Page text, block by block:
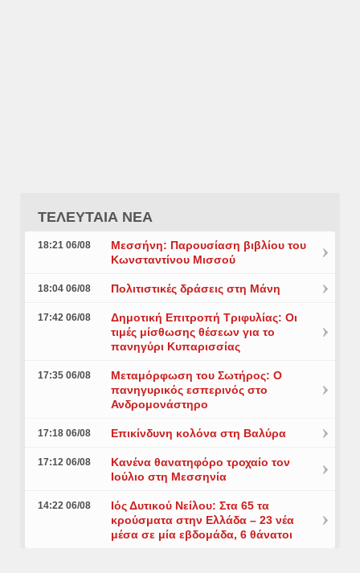
ΤΕΛΕΥΤΑΙΑ ΝΕΑ
18:21 06/08
Μεσσήνη: Παρουσίαση βιβλίου του
Κωνσταντίνου Μισσού
18:04 06/08 Πολιτιστικές δράσεις στη Μάνη
17:42 06/08
Δημοτική Επιτροπή Τριφυλίας: Οι
τιμές μίσθωσης θέσεων για το
πανηγύρι Κυπαρισσίας
17:35 06/08
Μεταμόρφωση του Σωτήρος: Ο
πανηγυρικός εσπερινός στο
Ανδρομονάστηρο
17:18 06/08 Επικίνδυνη κολόνα στη Βαλύρα
17:12 06/08
Κανένα θανατηφόρο τροχαίο τον
Ιούλιο στη Μεσσηνία
14:22 06/08
Ιός Δυτικού Νείλου: Στα 65 τα
κρούσματα στην Ελλάδα – 23 νέα
μέσα σε μία εβδομάδα, 6 θάνατοι